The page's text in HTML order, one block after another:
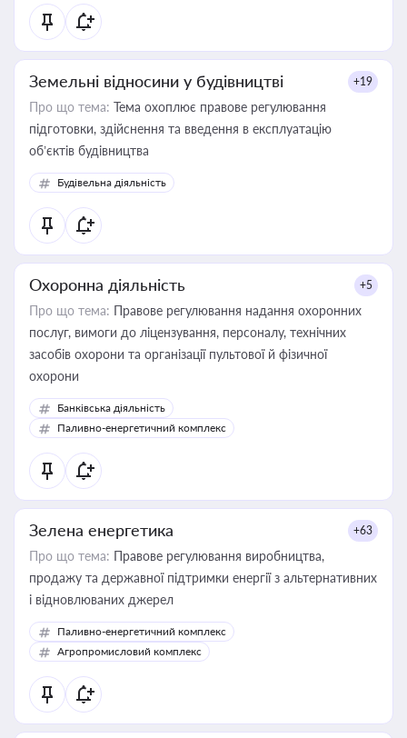
Земельні відносини у будівництві +19
Про що тема: Тема охоплює правове регулювання
підготовки, здійснення та введення в експлуатацію
об’єктів будівництва
Будівельна діяльність
Охоронна діяльність +5
Про що тема: Правове регулювання надання охоронних
послуг, вимоги до ліцензування, персоналу, технічних
засобів охорони та організації пультової й фізичної
охорони
Банківська діяльність
Паливно-енергетичний комплекс
Зелена енергетика +63
Про що тема: Правове регулювання виробництва,
продажу та державної підтримки енергії з альтернативних
і відновлюваних джерел
Паливно-енергетичний комплекс
Агропромисловий комплекс